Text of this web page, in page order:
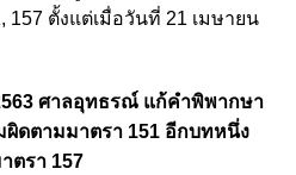
ตั้งแต่เมื่อวันที่ 21 เมษายน
ศาลอุทธรณ์ แก้คำพิพากษา
ดตามมาตรา 151 อีกบทหนึ่ง
ตรา 157